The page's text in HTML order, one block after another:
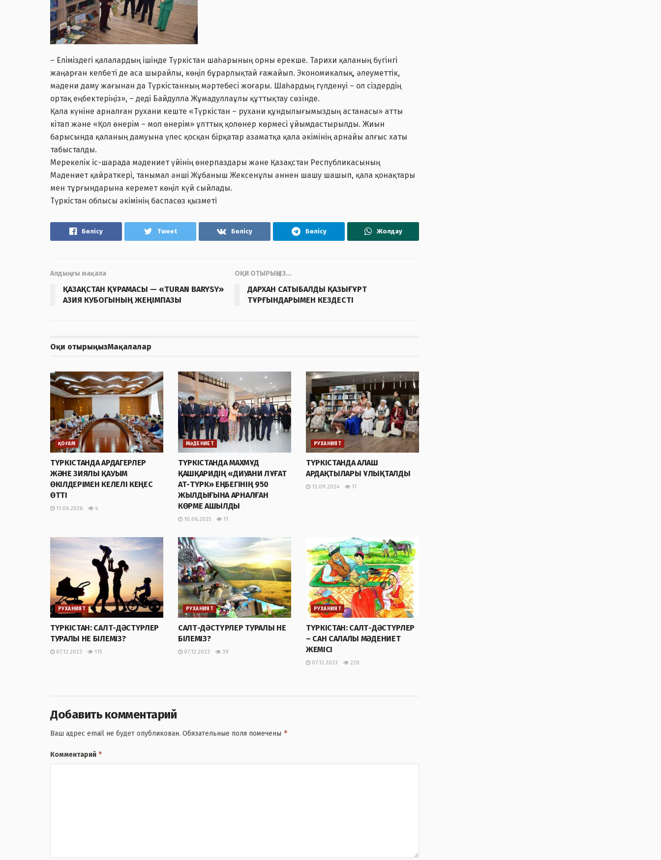
– Еліміздегі қалалардың ішінде Түркістан шаһарының орны ерекше. Тарихи қаланың бүгінгі
жаңарған келбеті де аса шырайлы, көңіл бұрарлықтай ғажайып. Экономикалық, әлеуметтік,
мәдени даму жағынан да Түркістанның мәртебесі жоғары. Шаһардың гүлденуі – ол сіздердің
ортақ еңбектеріңіз», – деді Байдулла Жұмадуллаұлы құттықтау сөзінде.
Қала күніне арналған рухани кеште «Түркістан – рухани құндылығымыздың астанасы» атты
кітап және «Қол өнерім – мол өнерім» ұлттық қолөнер көрмесі ұйымдастырылды. Жиын
барысында қаланың дамуына үлес қосқан бірқатар азаматқа қала әкімінің арнайы алғыс хаты
табысталды.
Мерекелік іс-шарада мәдениет үйінің өнерпаздары және Қазақстан Республикасының
Мәдениет қайраткері, танымал әнші Жұбаныш Жексенұлы әннен шашу шашып, қала қонақтары
мен тұрғындарына керемет көңіл күй сыйлады.
Түркістан облысы әкімінің баспасөз қызметі
Бөлісу Tweet Бөлісу Бөлісу Жолдау
Алдыңғы мақала
ҚАЗАҚСТАН ҚҰРАМАСЫ — «TURAN BARYSY»
АЗИЯ КУБОГЫНЫҢ ЖЕҢІМПАЗЫ
ОҚИ ОТЫРЫҢЫЗ...
ДАРХАН САТЫБАЛДЫ ҚАЗЫҒҰРТ
ТҰРҒЫНДАРЫМЕН КЕЗДЕСТІ
Оқи отырыңызМақалалар
ҚОҒАМ
ТҮРКІСТАНДА АРДАГЕРЛЕР
ЖӘНЕ ЗИЯЛЫ ҚАУЫМ
ӨКІЛДЕРІМЕН КЕЛЕЛІ КЕҢЕС
ӨТТІ
11.06.2026 4
МӘДЕНИЕТ
ТҮРКІСТАНДА МАХМҰД
ҚАШҚАРИДІҢ «ДИУАНИ ЛҰҒАТ
АТ-ТҮРК» ЕҢБЕГІНІҢ 950
ЖЫЛДЫҒЫНА АРНАЛҒАН
КӨРМЕ АШЫЛДЫ
10.06.2025 11
РУХАНИЯТ
ТҮРКІСТАНДА АЛАШ
АРДАҚТЫЛАРЫ ҰЛЫҚТАЛДЫ
13.09.2024 17
РУХАНИЯТ
ТҮРКІСТАН: САЛТ-ДӘСТҮРЛЕР
ТУРАЛЫ НЕ БІЛЕМІЗ?
07.12.2023 115
РУХАНИЯТ
САЛТ-ДӘСТҮРЛЕР ТУРАЛЫ НЕ
БІЛЕМІЗ?
07.12.2023 39
РУХАНИЯТ
ТҮРКІСТАН: САЛТ-ДӘСТҮРЛЕР
– САН САЛАЛЫ МӘДЕНИЕТ
ЖЕМІСІ
07.12.2023 220
Добавить комментарий
Ваш адрес email не будет опубликован. Обязательные поля помечены *
Комментарий *